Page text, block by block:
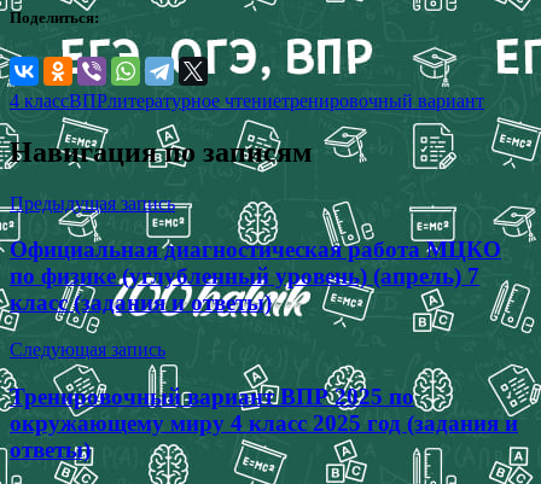
Поделиться:
4 классВПРлитературное чтениетренировочный вариант
Навигация по записям
Предыдущая запись
Официальная диагностическая работа МЦКО
по физике (углубленный уровень) (апрель) 7
класс (задания и ответы)
Следующая запись
Тренировочный вариант ВПР 2025 по
окружающему миру 4 класс 2025 год (задания и
ответы)